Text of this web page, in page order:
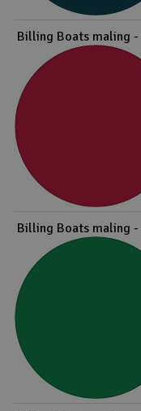
Billing Boats maling
Billing Boats maling